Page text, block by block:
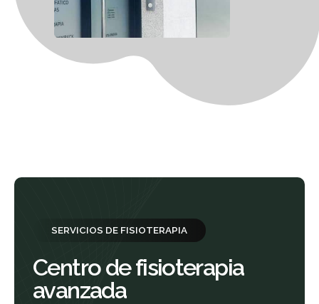
SERVICIOS DE FISIOTERAPIA
Centro de fisioterapia
avanzada